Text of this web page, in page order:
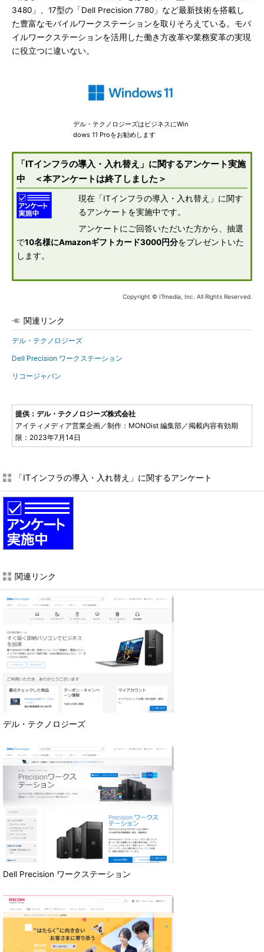
3480」、17型の「Dell Precision 7780」など最新技術を搭載し
た豊富なモバイルワークステーションを取りそろえている。モバ
イルワークステーションを活用した働き方改革や業務変革の実現
に役立つに違いない。
デル・テクノロジーズはビジネスにWin
dows 11 Proをお勧めします
「ITインフラの導入・入れ替え」に関するアンケート実施
中 ＜本アンケートは終了しました＞
現在「ITインフラの導入・入れ替え」に関す
るアンケートを実施中です。
アンケートにご回答いただいた方から、抽選
で10名様にAmazonギフトカード3000円分をプレゼントいた
します。
Copyright © ITmedia, Inc. All Rights Reserved.
関連リンク
デル・テクノロジーズ
Dell Precision ワークステーション
リコージャパン
提供：デル・テクノロジーズ株式会社
アイティメディア営業企画／制作：MONOist 編集部／掲載内容有効期
限：2023年7月14日
「ITインフラの導入・入れ替え」に関するアンケート
関連リンク
デル・テクノロジーズ
Dell Precision ワークステーション